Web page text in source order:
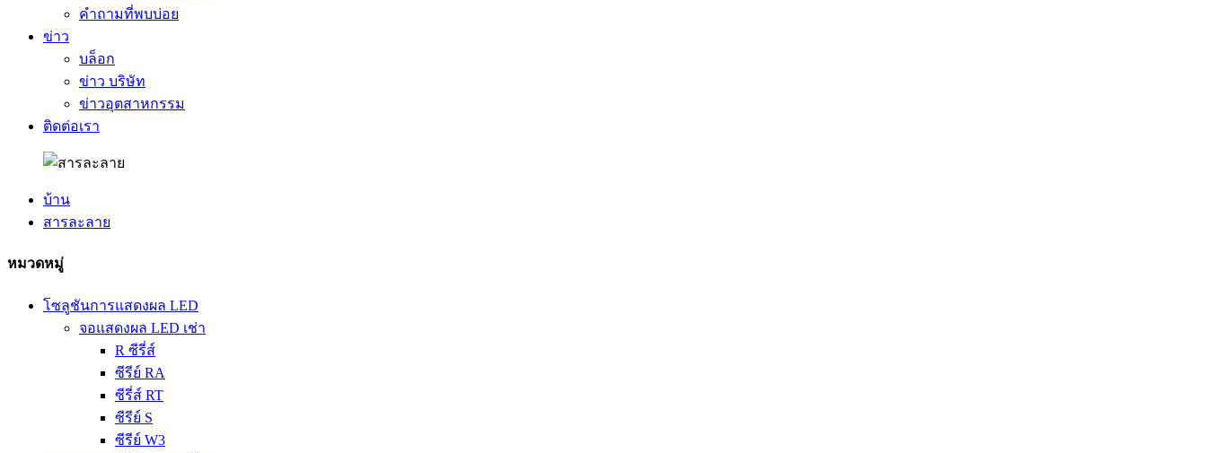
คำถามที่พบบ่อย
ข่าว
บล็อก
ข่าว บริษัท
ข่าวอุตสาหกรรม
ติดต่อเรา
บ้าน
สารละลาย
หมวดหมู่
โซลูชันการแสดงผล LED
จอแสดงผล LED เช่า
R ซีรี่ส์
ซีรีย์ RA
ซีรี่ส์ RT
ซีรีย์ S
ซีรีย์ W3